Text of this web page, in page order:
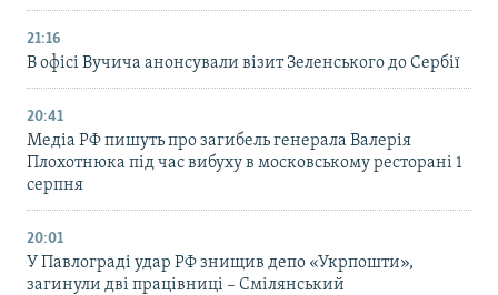
21:16
В офісі Вучича анонсували візит Зеленського до Сербії
20:41
Медіа РФ пишуть про загибель генерала Валерія
Плохотнюка під час вибуху в московському ресторані 1
серпня
20:01
У Павлограді удар РФ знищив депо «Укрпошти»,
загинули дві працівниці – Смілянський